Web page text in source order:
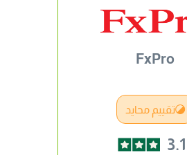
FxPro
تقييم محايد
3.1